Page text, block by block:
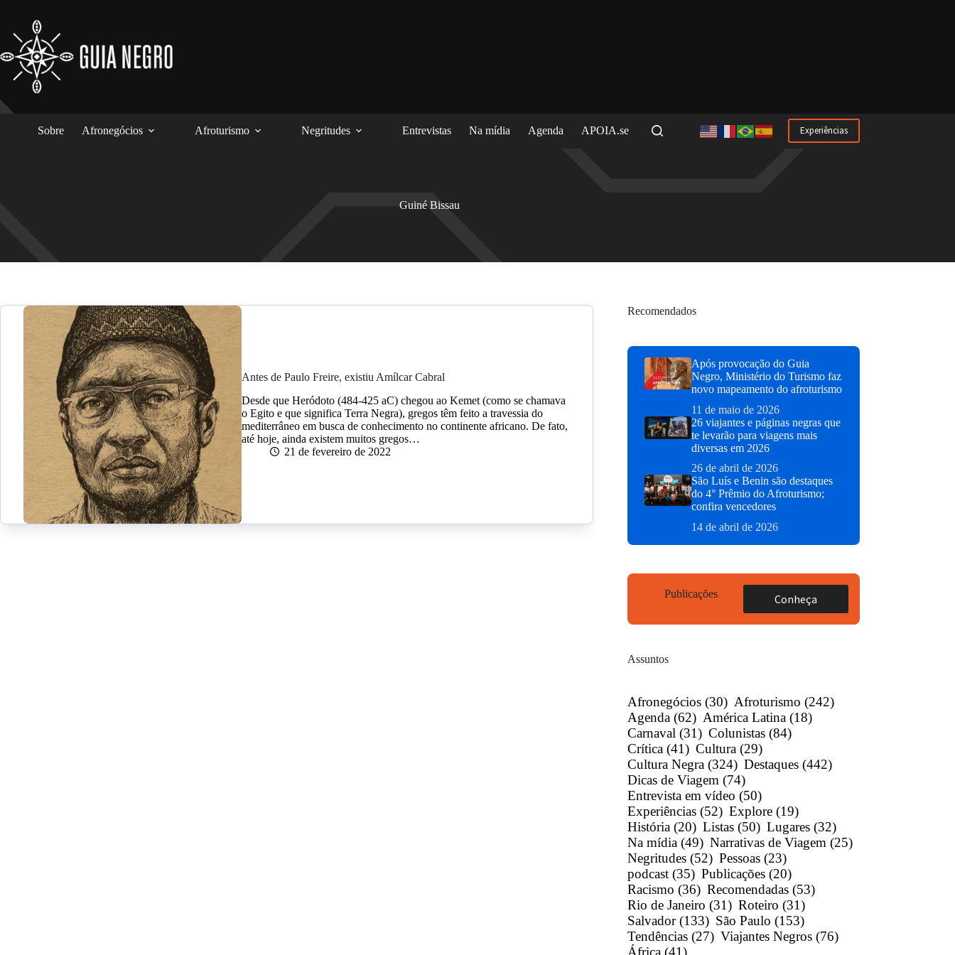
conteúdo
Sobre Afronegócios Afroturismo Negritudes Entrevistas Na mídia Agenda APOIA.se Experiências
Guiné Bissau
Antes de Paulo Freire, existiu Amílcar Cabral
Desde que Heródoto (484-425 aC) chegou ao Kemet (como se chamava
o Egito e que significa Terra Negra), gregos têm feito a travessia do
mediterrâneo em busca de conhecimento no continente africano. De fato,
até hoje, ainda existem muitos gregos…
21 de fevereiro de 2022
Recomendados
Após provocação do Guia
Negro, Ministério do Turismo faz
novo mapeamento do afroturismo
11 de maio de 2026
26 viajantes e páginas negras que
te levarão para viagens mais
diversas em 2026
26 de abril de 2026
São Luís e Benin são destaques
do 4° Prêmio do Afroturismo;
confira vencedores
14 de abril de 2026
Publicações Conheça
Assuntos
Afronegócios (30) Afroturismo (242)
Agenda (62) América Latina (18)
Carnaval (31) Colunistas (84)
Crítica (41) Cultura (29)
Cultura Negra (324) Destaques (442)
Dicas de Viagem (74)
Entrevista em vídeo (50)
Experiências (52) Explore (19)
História (20) Listas (50) Lugares (32)
Na mídia (49) Narrativas de Viagem (25)
Negritudes (52) Pessoas (23)
podcast (35) Publicações (20)
Racismo (36) Recomendadas (53)
Rio de Janeiro (31) Roteiro (31)
Salvador (133) São Paulo (153)
Tendências (27) Viajantes Negros (76)
África (41)